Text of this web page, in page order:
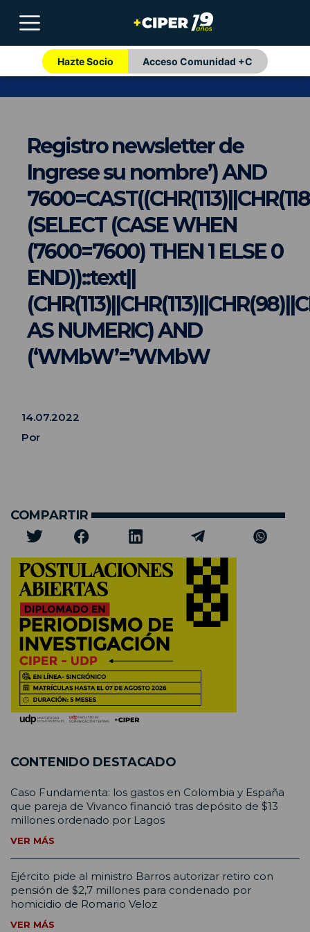
Hazte Socio Acceso Comunidad +C
Registro newsletter de
Ingrese su nombre’) AND
(SELECT (CASE WHEN
(7600=7600) THEN 1 ELSE 0
END))::text||
AS NUMERIC) AND
(‘WMbW’=’WMbW
14.07.2022
Por
COMPARTIR
CONTENIDO DESTACADO
Caso Fundamenta: los gastos en Colombia y España
que pareja de Vivanco financió tras depósito de $13
millones ordenado por Lagos
VER MÁS
Ejército pide al ministro Barros autorizar retiro con
pensión de $2,7 millones para condenado por
homicidio de Romario Veloz
VER MÁS